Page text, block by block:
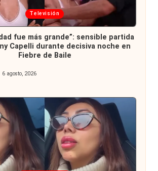
Televisión
fue más grande”: sensible partida
Capelli durante decisiva noche en
Fiebre de Baile
6 agosto, 2026